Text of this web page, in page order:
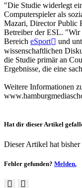
"Die Studie widerlegt
Computerspieler als
Mazari, Director Public
Betreiber der ESL. "Wir
Bereich eSport
und
wissenschaftlichen
die Studie primär an
Ergebnisse, die eine
Weitere Informationen
Hat dir dieser Artikel
Dieser Artikel hat
Fehler gefunden? Melden.